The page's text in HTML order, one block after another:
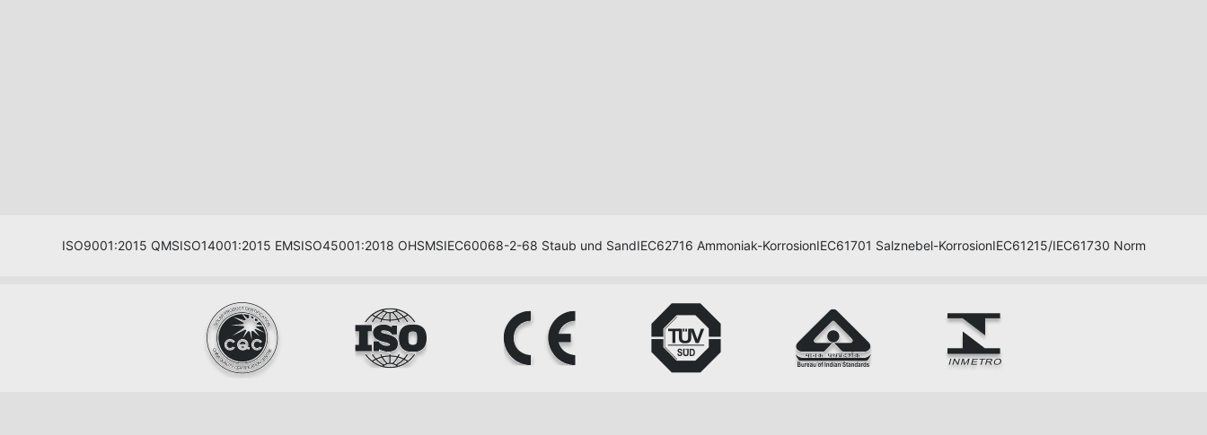
ISO9001:2015 QMSISO14001:2015 EMSISO45001:2018 OHSMSIEC60068-2-68 Staub und SandIEC62716 Ammoniak-KorrosionIEC61701 Salznebel-KorrosionIEC61215/IEC61730 Norm